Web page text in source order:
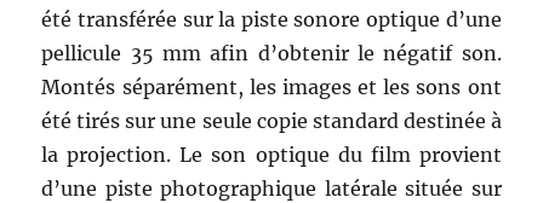
été transférée sur la piste sonore optique d’une
pellicule 35 mm afin d’obtenir le négatif son.
Montés séparément, les images et les sons ont
été tirés sur une seule copie standard destinée à
la projection. Le son optique du film provient
d’une piste photographique latérale située sur